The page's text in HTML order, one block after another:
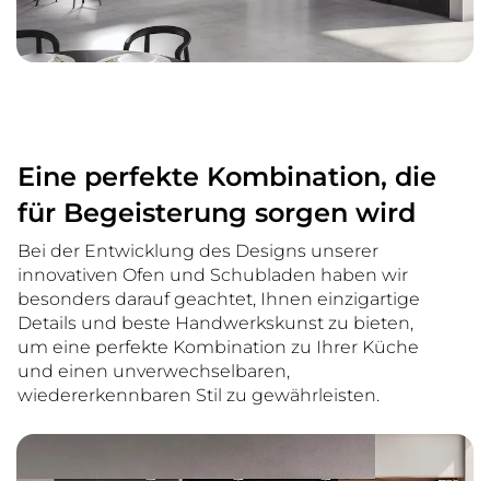
Eine perfekte Kombination, die
für Begeisterung sorgen wird
Bei der Entwicklung des Designs unserer
innovativen Ofen und Schubladen haben wir
besonders darauf geachtet, Ihnen einzigartige
Details und beste Handwerkskunst zu bieten,
um eine perfekte Kombination zu Ihrer Küche
und einen unverwechselbaren,
wiedererkennbaren Stil zu gewährleisten.